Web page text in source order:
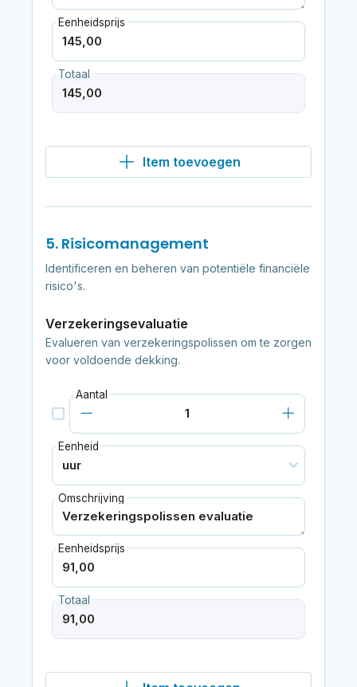
Eenheidsprijs
Totaal
Item toevoegen
5. Risicomanagement
Identificeren en beheren van potentiële financiële
risico's.
Verzekeringsevaluatie
Evalueren van verzekeringspolissen om te zorgen
voor voldoende dekking.
Aantal
Eenheid
Omschrijving
Eenheidsprijs
Totaal